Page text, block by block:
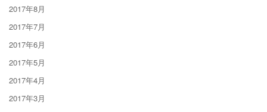
2017年8月
2017年7月
2017年6月
2017年5月
2017年4月
2017年3月